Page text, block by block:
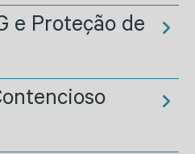
e Proteção de